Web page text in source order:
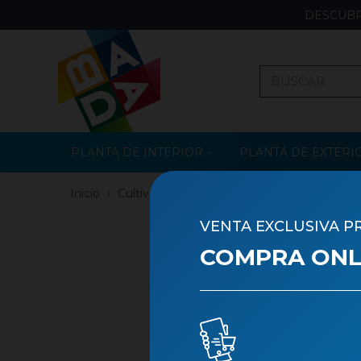
PLANTA DE INTERIOR PLANTA DE
Inicio Cultivo Propio
VENTA EXCLUSIVA
COMPRA